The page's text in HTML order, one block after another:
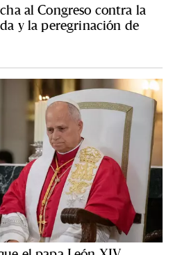
al Congreso contra la
y la peregrinación de